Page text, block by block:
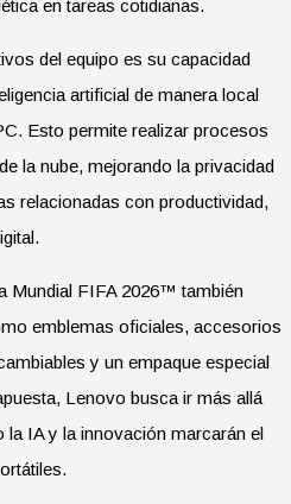
en tareas cotidianas.
del equipo es su capacidad
artificial de manera local
Esto permite realizar procesos
la nube, mejorando la privacidad
relacionadas con productividad,
Mundial FIFA 2026™ también
emblemas oficiales, accesorios
y un empaque especial
Lenovo busca ir más allá
IA y la innovación marcarán el